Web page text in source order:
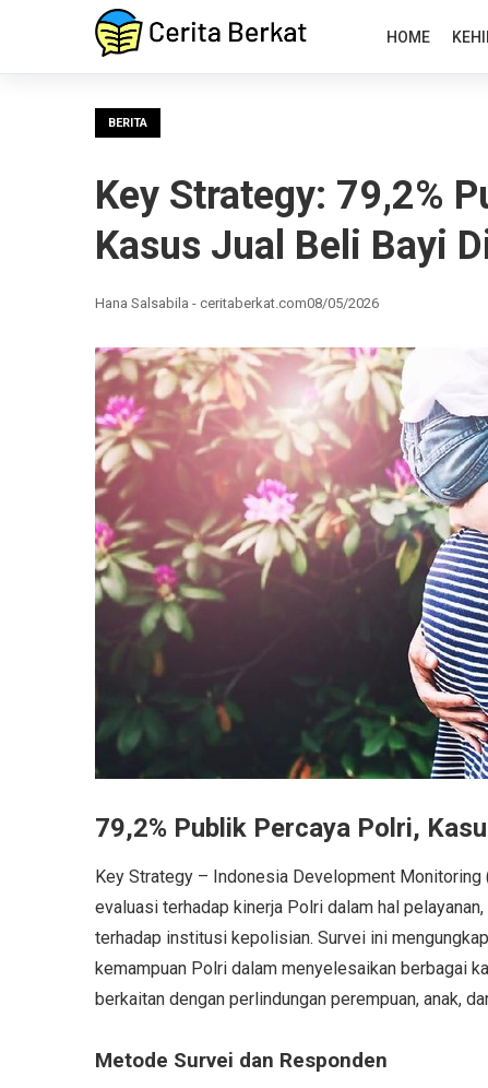
HOME
BERITA
Key Strategy: 79,2%
Kasus Jual Beli Bayi
Hana Salsabila - ceritaberkat.com08/05/2026
79,2% Publik Percaya Polri,
Key Strategy – Indonesia Development
evaluasi terhadap kinerja Polri dalam hal
terhadap institusi kepolisian. Survei ini
kemampuan Polri dalam menyelesaikan berbagai
berkaitan dengan perlindungan perempuan, anak,
Metode Survei dan Responden